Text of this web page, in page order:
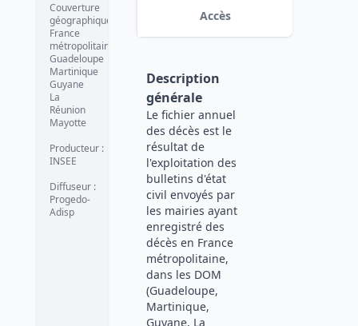
Couverture
géographique
France
métropolitaine
Guadeloupe
Martinique
Guyane
La
Réunion
Mayotte
Producteur :
INSEE
Diffuseur :
Progedo-
Adisp
Accès
Description
générale
Le fichier annuel
des décès est le
résultat de
l'exploitation des
bulletins d'état
civil envoyés par
les mairies ayant
enregistré des
décès en France
métropolitaine,
dans les DOM
(Guadeloupe,
Martinique,
Guyane, La